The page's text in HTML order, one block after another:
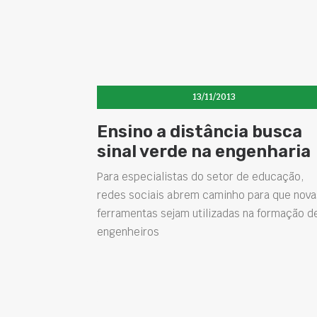
13/11/2013
Ensino a distância busca
sinal verde na engenharia
Para especialistas do setor de educação,
redes sociais abrem caminho para que
ferramentas sejam utilizadas na formação
engenheiros